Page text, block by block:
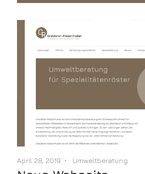
April 28, 2019 Umweltberatung